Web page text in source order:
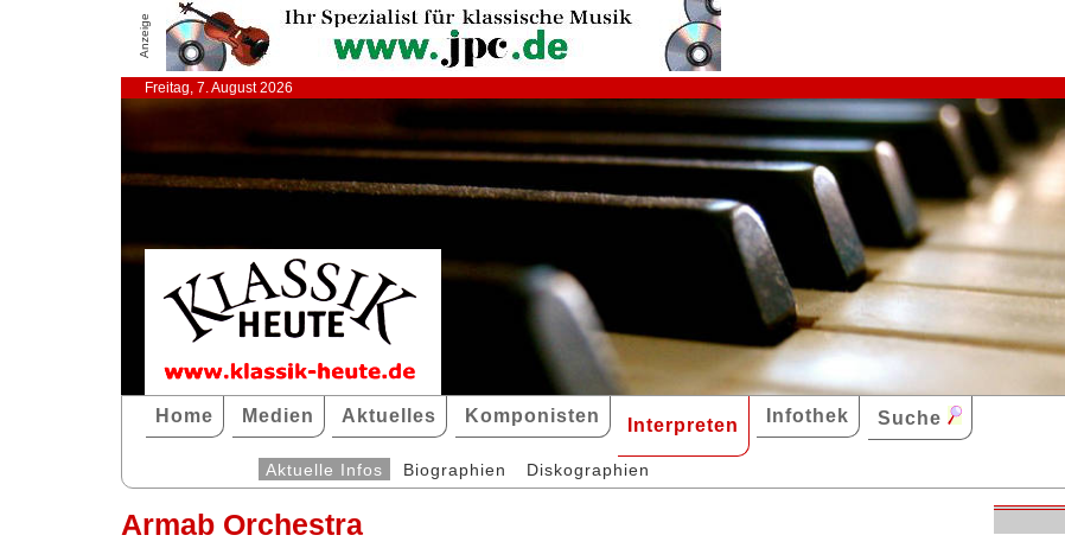
Anzeige
Freitag, 7. August 2026
Home Medien Aktuelles Komponisten Interpreten Infothek Suche
Aktuelle Infos Biographien Diskographien
Armab Orchestra